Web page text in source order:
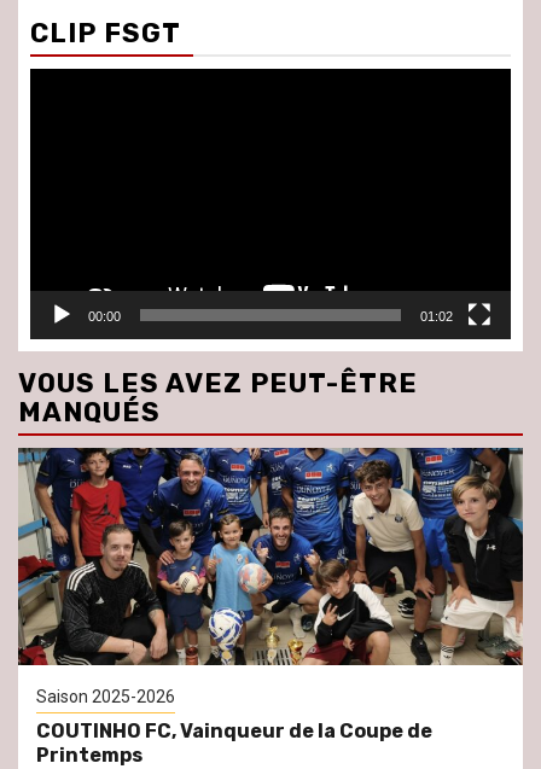
CLIP FSGT
00:00 01:02
VOUS LES AVEZ PEUT-ÊTRE
MANQUÉS
Saison 2025-2026
COUTINHO FC, Vainqueur de la Coupe de
Printemps